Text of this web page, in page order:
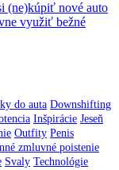
(ne)kúpiť nové auto
využiť bežné
do auta Downshifting
Inšpirácie Jeseň
Outfity Penis
zmluvné poistenie
Svaly Technológie